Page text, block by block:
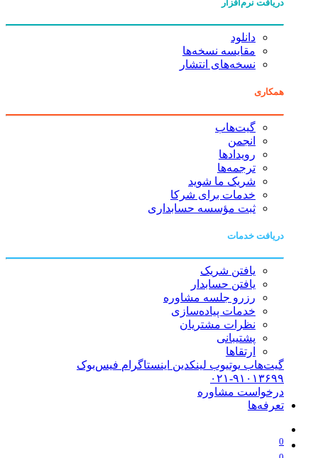
دریافت نرم‌افزار
دانلود
مقایسه نسخه‌ها
نسخه‌های انتشار
همکاری
گیت‌هاب
انجمن
رویدادها
ترجمه‌ها
شریک ما شوید
خدمات برای شرکا
ثبت مؤسسه حسابداری
دریافت خدمات
یافتن شریک
یافتن حسابدار
رزرو جلسه مشاوره
خدمات پیاده‌سازی
نظرات مشتریان
پشتیبانی
ارتقاها
گیت‌هاب یوتیوب لینکدین اینستاگرام فیس‌بوک
۰۲۱-۹۱۰۱۳۶۹۹
درخواست مشاوره
تعرفه‌ها
0